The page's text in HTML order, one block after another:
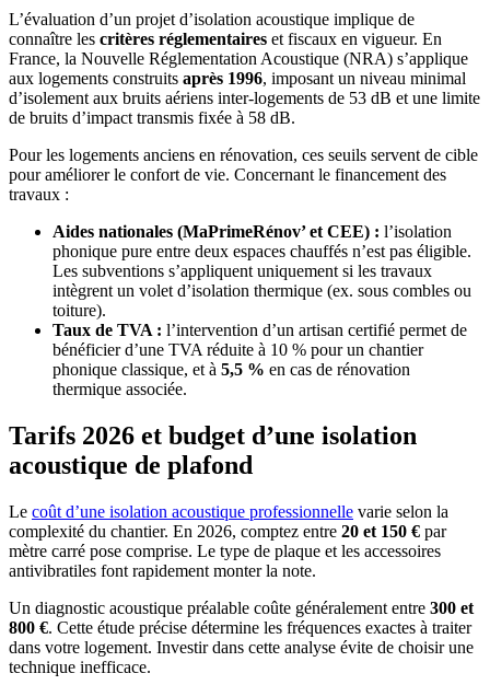
L’évaluation d’un projet d’isolation acoustique implique de
connaître les critères réglementaires et fiscaux en vigueur. En
France, la Nouvelle Réglementation Acoustique (NRA) s’applique
aux logements construits après 1996, imposant un niveau minimal
d’isolement aux bruits aériens inter-logements de 53 dB et une limite
de bruits d’impact transmis fixée à 58 dB.
Pour les logements anciens en rénovation, ces seuils servent de cible
pour améliorer le confort de vie. Concernant le financement des
travaux :
Aides nationales (MaPrimeRénov’ et CEE) : l’isolation
phonique pure entre deux espaces chauffés n’est pas éligible.
Les subventions s’appliquent uniquement si les travaux
intègrent un volet d’isolation thermique (ex. sous combles ou
toiture).
Taux de TVA : l’intervention d’un artisan certifié permet de
bénéficier d’une TVA réduite à 10 % pour un chantier
phonique classique, et à 5,5 % en cas de rénovation
thermique associée.
Tarifs 2026 et budget d’une isolation
acoustique de plafond
Le coût d’une isolation acoustique professionnelle varie selon la
complexité du chantier. En 2026, comptez entre 20 et 150 € par
mètre carré pose comprise. Le type de plaque et les accessoires
antivibratiles font rapidement monter la note.
Un diagnostic acoustique préalable coûte généralement entre 300 et
800 €. Cette étude précise détermine les fréquences exactes à traiter
dans votre logement. Investir dans cette analyse évite de choisir une
technique inefficace.